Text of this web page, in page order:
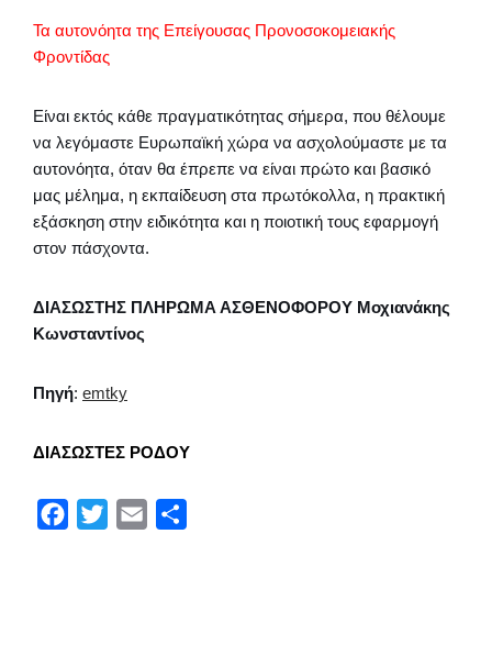
Τα αυτονόητα της Επείγουσας Προνοσοκομειακής
Φροντίδας
Είναι εκτός κάθε πραγματικότητας σήμερα, που θέλουμε
να λεγόμαστε Ευρωπαϊκή χώρα να ασχολούμαστε με τα
αυτονόητα, όταν θα έπρεπε να είναι πρώτο και βασικό
μας μέλημα, η εκπαίδευση στα πρωτόκολλα, η πρακτική
εξάσκηση στην ειδικότητα και η ποιοτική τους εφαρμογή
στον πάσχοντα.
ΔΙΑΣΩΣΤΗΣ ΠΛΗΡΩΜΑ ΑΣΘΕΝΟΦΟΡΟΥ Μοχιανάκης
Κωνσταντίνος
Πηγή: emtky
ΔΙΑΣΩΣΤΕΣ ΡΟΔΟΥ